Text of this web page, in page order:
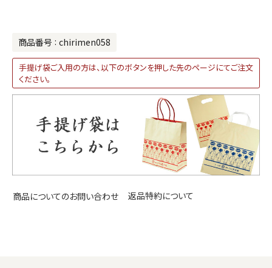
商品番号 chirimen058
手提げ袋ご入用の方は、以下のボタンを押した先のページにてご注文
ください。
商品についてのお問い合わせ 返品特約について